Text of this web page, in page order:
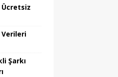
Ücretsiz
Verileri
Şarkı